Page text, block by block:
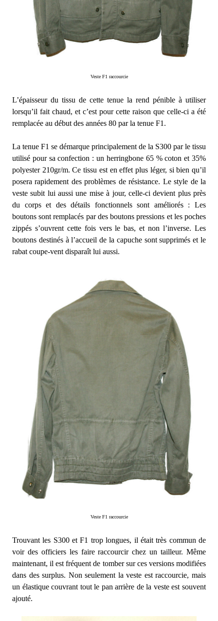
Veste F1 raccourcie
L’épaisseur du tissu de cette tenue la rend pénible à utiliser
lorsqu’il fait chaud, et c’est pour cette raison que celle-ci a été
remplacée au début des années 80 par la tenue F1.
La tenue F1 se démarque principalement de la S300 par le tissu
utilisé pour sa confection : un herringbone 65 % coton et 35%
polyester 210gr/m. Ce tissu est en effet plus léger, si bien qu’il
posera rapidement des problèmes de résistance. Le style de la
veste subit lui aussi une mise à jour, celle-ci devient plus près
du corps et des détails fonctionnels sont améliorés : Les
boutons sont remplacés par des boutons pressions et les poches
zippés s’ouvrent cette fois vers le bas, et non l’inverse. Les
boutons destinés à l’accueil de la capuche sont supprimés et le
rabat coupe-vent disparaît lui aussi.
Veste F1 raccourcie
Trouvant les S300 et F1 trop longues, il était très commun de
voir des officiers les faire raccourcir chez un tailleur. Même
maintenant, il est fréquent de tomber sur ces versions modifiées
dans des surplus. Non seulement la veste est raccourcie, mais
un élastique couvrant tout le pan arrière de la veste est souvent
ajouté.